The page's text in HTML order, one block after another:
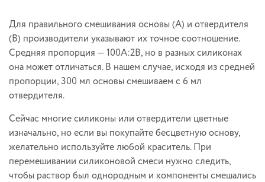
Для правильного смешивания основы (А) и отвердителя
(В) производители указывают их точное соотношение.
Средняя пропорция — 100А:2В, но в разных силиконах
она может отличаться. В нашем случае, исходя из средней
пропорции, 300 мл основы смешиваем с 6 мл
отвердителя.
Сейчас многие силиконы или отвердители цветные
изначально, но если вы покупайте бесцветную основу,
желательно используйте любой краситель. При
перемешивании силиконовой смеси нужно следить,
чтобы раствор был однородным и компоненты смешались